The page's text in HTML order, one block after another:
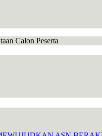
Calon Peserta